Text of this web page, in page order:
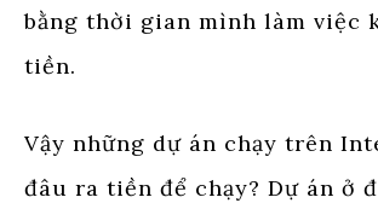
bằng thời gian mình làm việc
tiền.
Vậy những dự án chạy trên
đâu ra tiền để chạy? Dự án ở